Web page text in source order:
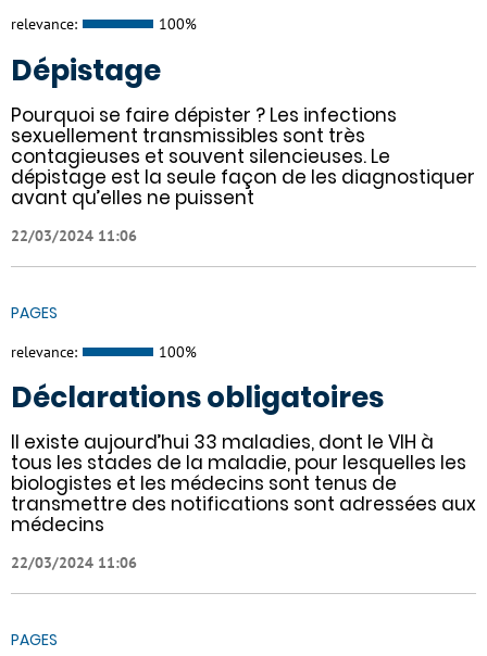
relevance: 100%
Dépistage
Pourquoi se faire dépister ? Les infections
sexuellement transmissibles sont très
contagieuses et souvent silencieuses. Le
dépistage est la seule façon de les diagnostiquer
avant qu’elles ne puissent
22/03/2024 11:06
PAGES
relevance: 100%
Déclarations obligatoires
Il existe aujourd’hui 33 maladies, dont le VIH à
tous les stades de la maladie, pour lesquelles les
biologistes et les médecins sont tenus de
transmettre des notifications sont adressées aux
médecins
22/03/2024 11:06
PAGES